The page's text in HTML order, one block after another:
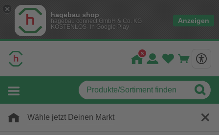
hagebau shop
hagebau connect GmbH & Co. KG
KOSTENLOS- In Google Play
Anzeigen
Wähle jetzt Deinen Markt